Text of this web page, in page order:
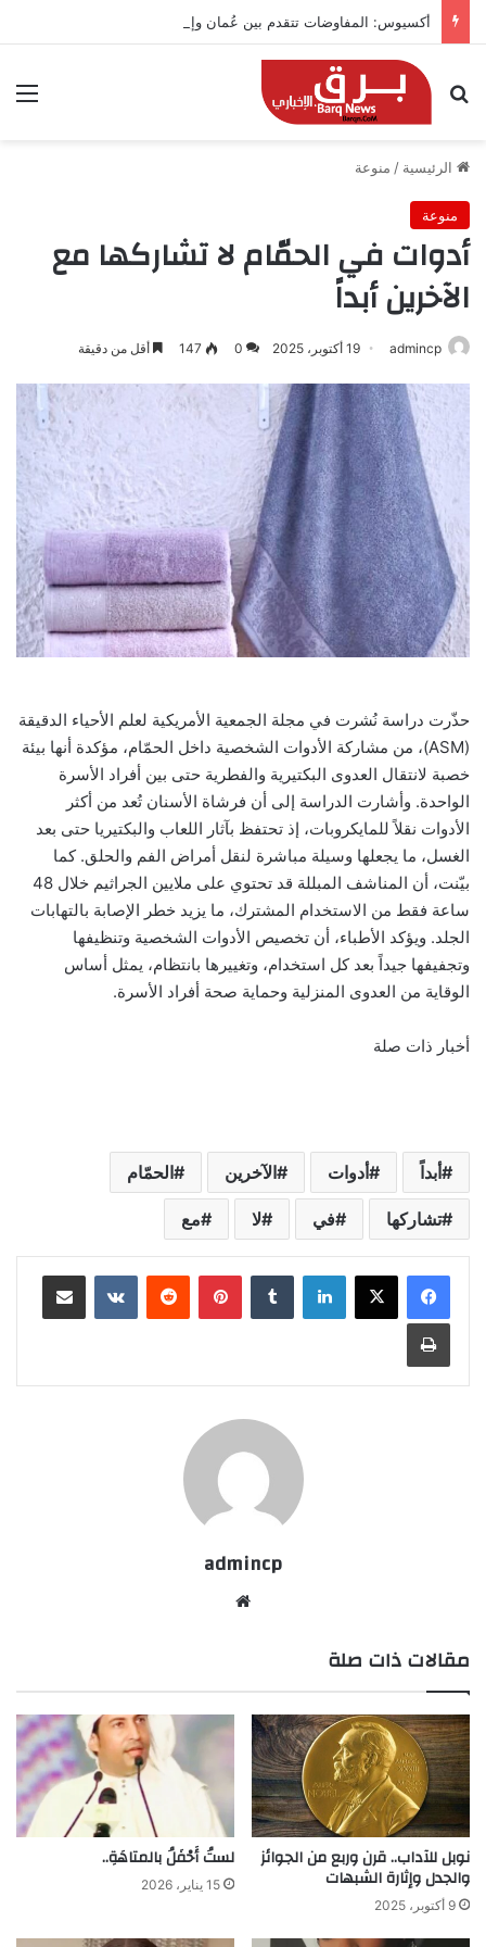
أكسيوس: المفاوضات تتقدم بين عُمان وإيران بشأن هرمز
بحث عن
الرئيسية / منوعة
منوعة
أدوات في الحمّام لا تشاركها مع
الآخرين أبداً
admincp 19 أكتوبر، 2025 0
147 أقل من دقيقة
حذّرت دراسة نُشرت في مجلة الجمعية الأمريكية لعلم الأحياء الدقيقة
(ASM)، من مشاركة الأدوات الشخصية داخل الحمّام، مؤكدة أنها بيئة
خصبة لانتقال العدوى البكتيرية والفطرية حتى بين أفراد الأسرة
الواحدة. وأشارت الدراسة إلى أن فرشاة الأسنان تُعد من أكثر
الأدوات نقلاً للمايكروبات، إذ تحتفظ بآثار اللعاب والبكتيريا حتى بعد
الغسل، ما يجعلها وسيلة مباشرة لنقل أمراض الفم والحلق. كما
بيّنت، أن المناشف المبللة قد تحتوي على ملايين الجراثيم خلال 48
ساعة فقط من الاستخدام المشترك، ما يزيد خطر الإصابة بالتهابات
الجلد. ويؤكد الأطباء، أن تخصيص الأدوات الشخصية وتنظيفها
وتجفيفها جيداً بعد كل استخدام، وتغييرها بانتظام، يمثل أساس
الوقاية من العدوى المنزلية وحماية صحة أفراد الأسرة.
أخبار ذات صلة
أبداً أدوات الآخرين الحمّام
تشاركها في لا مع
لينكدإن بينتيريست
admincp
مقالات ذات صلة
نوبل للآداب.. قرن وربع من الجوائز
والجدل وإثارة الشبهات
9 أكتوبر، 2025
لستُ أَحْفَلُ بالمتاهَةِ..
15 يناير، 2026